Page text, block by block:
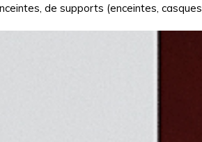
de supports (enceintes,